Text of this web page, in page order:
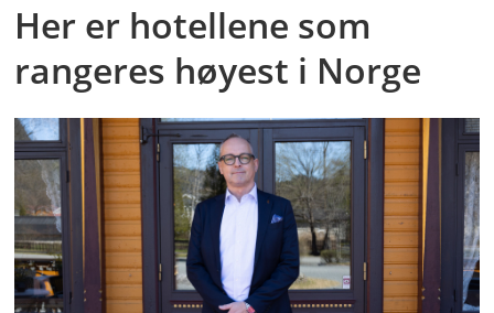
Her er hotellene som
rangeres høyest i Norge